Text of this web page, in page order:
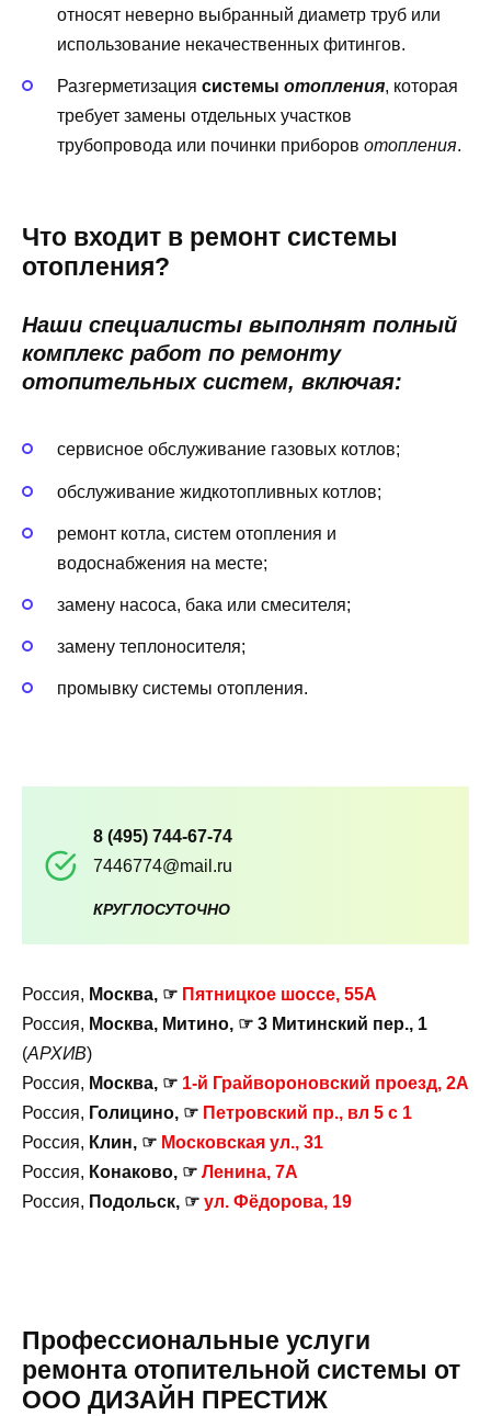
относят неверно выбранный диаметр труб или
использование некачественных фитингов.
Разгерметизация системы отопления, которая
требует замены отдельных участков
трубопровода или починки приборов отопления.
Что входит в ремонт системы
отопления?
Наши специалисты выполнят полный
комплекс работ по ремонту
отопительных систем, включая:
сервисное обслуживание газовых котлов;
обслуживание жидкотопливных котлов;
ремонт котла, систем отопления и
водоснабжения на месте;
замену насоса, бака или смесителя;
замену теплоносителя;
промывку системы отопления.
8 (495) 744-67-74
7446774@mail.ru
КРУГЛОСУТОЧНО
Россия, Москва, ☞ Пятницкое шоссе, 55А
Россия, Москва, Митино, ☞ 3 Митинский пер., 1
(АРХИВ)
Россия, Москва, ☞ 1-й Грайвороновский проезд, 2А
Россия, Голицино, ☞ Петровский пр., вл 5 с 1
Россия, Клин, ☞ Московская ул., 31
Россия, Конаково, ☞ Ленина, 7А
Россия, Подольск, ☞ ул. Фёдорова, 19
Профессиональные услуги
ремонта отопительной системы от
ООО ДИЗАЙН ПРЕСТИЖ